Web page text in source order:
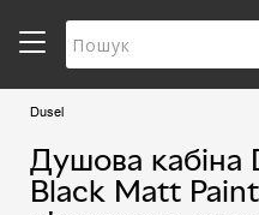
Dusel
Душова кабіна
Black Matt